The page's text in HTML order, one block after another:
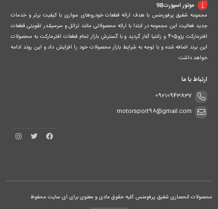
موتور اسپورت98
مجموعه شفیق پرفورمنس با هدف ارائه قطعات خودروهای سواری با کیفیت برتر و خدمات
جدید فعالیت این مجموعه در ابتدا با ارائه محصولاتی مانند تراتل و سرسیلندر تقویتی قطعات
افترمارکت پژو405 و زانتیا آغاز گردید و با گسترش بازار تمام قطعات افترمارکت به محصولات
این برند اضافه شده و با توجه به شرایط بازار محصولات خود را افزایش داد و این روند ادامه
خواهد داشت
ارتباط با ما
09210943837
motorsport98@gmail.com
محصولات انحصاری شفیق پرفومنس کلیه حقوق مادی و معنوی برای ای سایت محفوظ میباشد